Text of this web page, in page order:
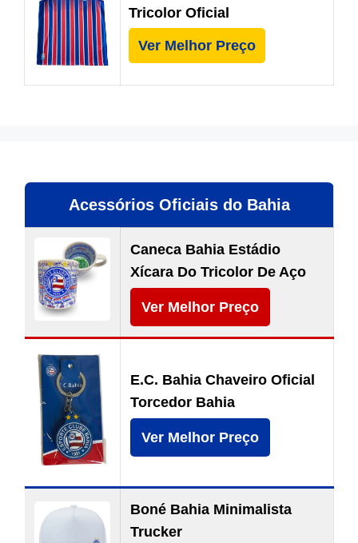
Tricolor Oficial
Ver Melhor Preço
Acessórios Oficiais do Bahia
Caneca Bahia Estádio
Xícara Do Tricolor De Aço
Ver Melhor Preço
E.C. Bahia Chaveiro Oficial
Torcedor Bahia
Ver Melhor Preço
Boné Bahia Minimalista
Trucker